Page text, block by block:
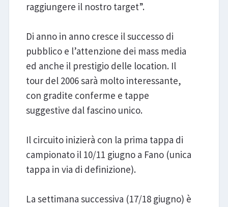
raggiungere il nostro target”.
Di anno in anno cresce il successo di
pubblico e l’attenzione dei mass media
ed anche il prestigio delle location. Il
tour del 2006 sarà molto interessante,
con gradite conferme e tappe
suggestive dal fascino unico.
Il circuito inizierà con la prima tappa di
campionato il 10/11 giugno a Fano (unica
tappa in via di definizione).
La settimana successiva (17/18 giugno) è